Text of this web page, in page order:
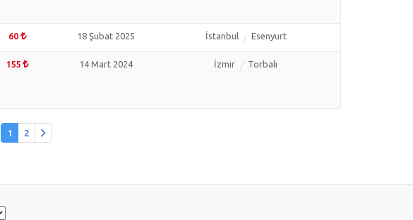
60 18 Şubat 2025 İstanbul Esenyurt
155 14 Mart 2024 İzmir Torbalı
1 2